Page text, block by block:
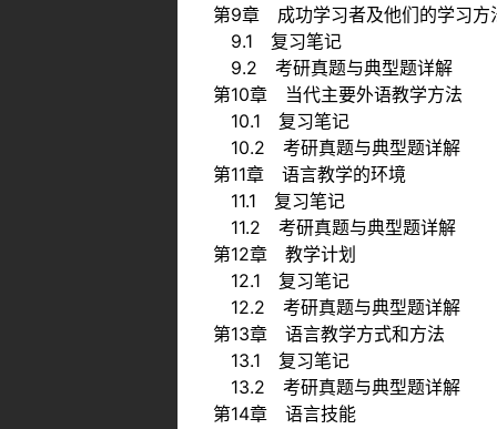
第9章 成功学习者及他们的学习方
9.1 复习笔记
9.2 考研真题与典型题详解
第10章 当代主要外语教学方法
10.1 复习笔记
10.2 考研真题与典型题详解
第11章 语言教学的环境
11.1 复习笔记
11.2 考研真题与典型题详解
第12章 教学计划
12.1 复习笔记
12.2 考研真题与典型题详解
第13章 语言教学方式和方法
13.1 复习笔记
13.2 考研真题与典型题详解
第14章 语言技能